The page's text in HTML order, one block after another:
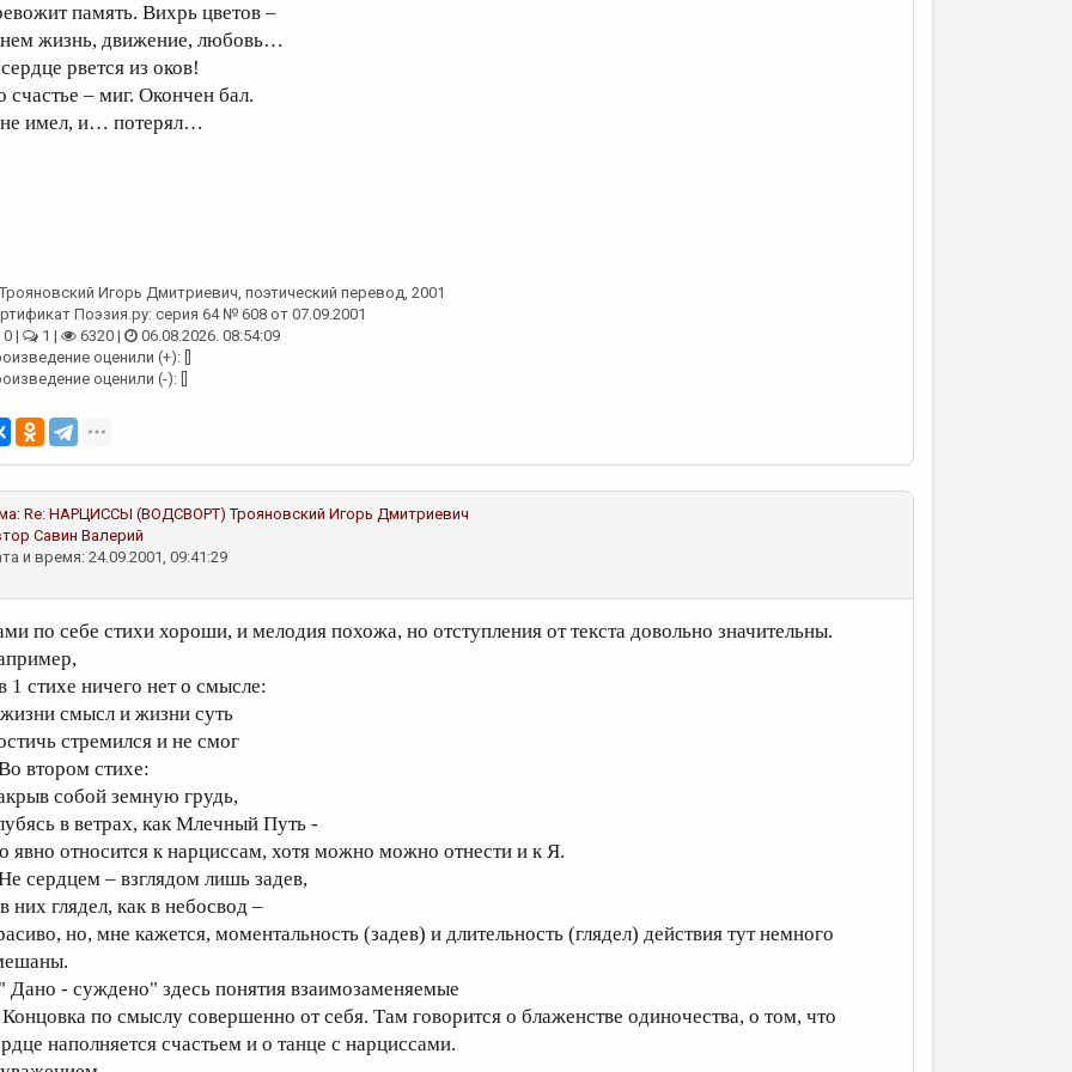
память. Вихрь цветов –
жизнь, движение, любовь…
рвется из оков!
счастье – миг. Окончен бал.
имел, и… потерял…
Трояновский Игорь Дмитриевич, поэтический перевод, 2001
Поэзия.ру: серия 64 № 608 от 07.09.2001
0 |
1 | 6320 |
06.08.2026. 08:54:09
оценили (+): []
оценили (-): []
Re: НАРЦИССЫ (ВОДСВОРТ) Трояновский Игорь Дмитриевич
Савин Валерий
и время: 24.09.2001, 09:41:29
по себе стихи хороши, и мелодия похожа, но отступления от текста довольно значительны.
1 стихе ничего нет о смысле:
смысл и жизни суть
стремился и не смог
втором стихе:
собой земную грудь,
в ветрах, как Млечный Путь -
явно относится к нарциссам, хотя можно можно отнести и к Я.
сердцем – взглядом лишь задев,
них глядел, как в небосвод –
но, мне кажется, моментальность (задев) и длительность (глядел) действия тут немного
Дано - суждено" здесь понятия взаимозаменяемые
по смыслу совершенно от себя. Там говорится о блаженстве одиночества, о том, что
наполняется счастьем и о танце с нарциссами.